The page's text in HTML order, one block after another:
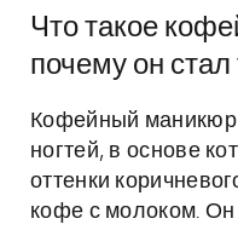
Что такое
почему он
Кофейный
ногтей, в основе
оттенки
кофе с молоком. Он